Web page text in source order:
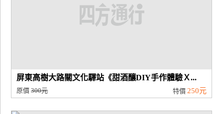
屏東高樹大路關文化驛站《甜酒釀DIY手作體驗Ｘ...
原價300元 特價 250元